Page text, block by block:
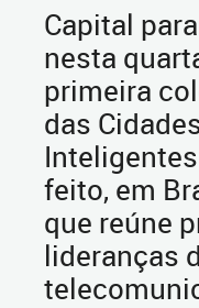
Capital
nesta
primeira
das
feito, em
que reúne
lideranças